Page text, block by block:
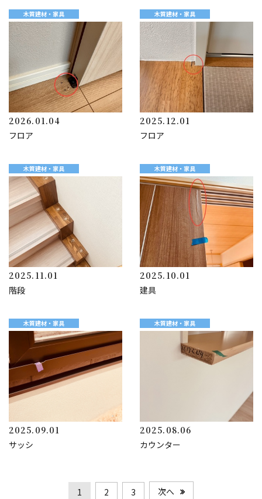
木質建材・家具
2026.01.04
フロア
木質建材・家具
2025.12.01
フロア
木質建材・家具
2025.11.01
階段
木質建材・家具
2025.10.01
建具
木質建材・家具
2025.09.01
サッシ
木質建材・家具
2025.08.06
カウンター
1 2 3 次へ